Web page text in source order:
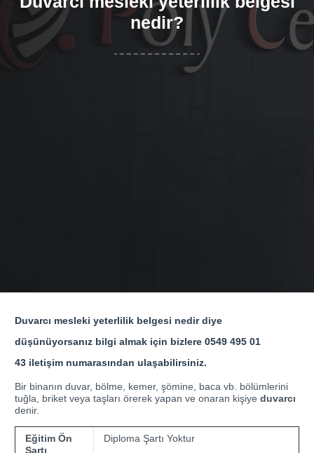
nedir?
Duvarcı mesleki yeterlilik belgesi nedir diye
düşünüyorsanız bilgi almak için bizlere 0549 495 01
43 iletişim numarasından ulaşabilirsiniz.
Bir binanın duvar, bölme, kemer, şömine, baca vb. bölümlerini
tuğla, briket veya taşları örerek yapan ve onaran kişiye duvarcı
denir.
Eğitim Ön
Şartı
Diploma Şartı Yoktur